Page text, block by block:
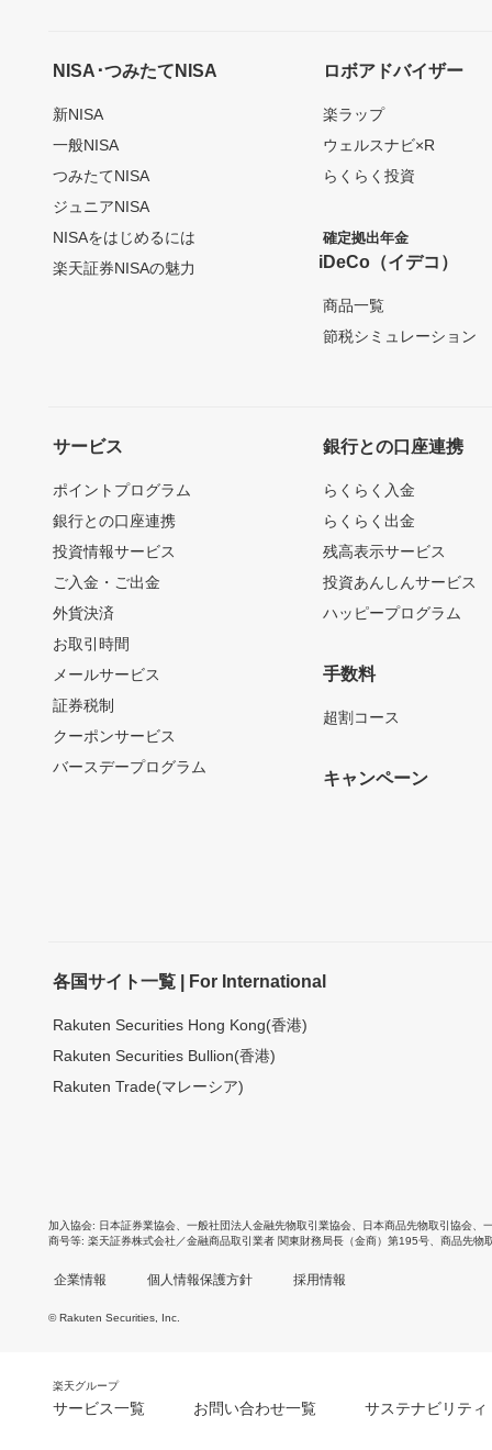
NISA･つみたてNISA
新NISA
一般NISA
つみたてNISA
ジュニアNISA
NISAをはじめるには
楽天証券NISAの魅力
ロボアドバイザー
楽ラップ
ウェルスナビ×R
らくらく投資
確定拠出年金
iDeCo（イデコ）
商品一覧
節税シミュレーション
サービス
ポイントプログラム
銀行との口座連携
投資情報サービス
ご入金・ご出金
外貨決済
お取引時間
メールサービス
証券税制
クーポンサービス
バースデープログラム
銀行との口座連携
らくらく入金
らくらく出金
残高表示サービス
投資あんしんサービス
ハッピープログラム
手数料
超割コース
キャンペーン
各国サイト一覧 | For International
Rakuten Securities Hong Kong(香港)
Rakuten Securities Bullion(香港)
Rakuten Trade(マレーシア)
加入協会 日本証券業協会 一般社団法人金融先物取引業協会 日本商品先物取引協会
商号等 楽天証券株式会社／金融商品取引業者 関東財務局長（金商）第195号、商品先物
企業情報 個人情報保護方針 採用情報
© Rakuten Securities, Inc.
楽天グループ
サービス一覧 お問い合わせ一覧 サステナビリティ